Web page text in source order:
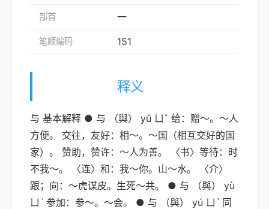
部首 一
笔顺编码 151
释义
与 基本解释 ● 与 （與） yǔ ㄩˇ 给：赠～。～人
方便。 交往，友好：相～。～国（相互交好的国
家）。 赞助，赞许：～人为善。 〈书〉等待：时
不我～。 〈连〉和：我～你。山～水。 〈介〉
跟；向：～虎谋皮。生死～共。 ● 与 （與） yù
ㄩˋ 参加：参～。～会。 ● 与 （與） yú ㄩˋ 同